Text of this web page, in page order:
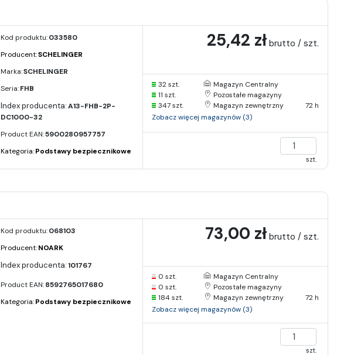
Kod produktu: 033580
Producent:SCHELINGER
Marka:SCHELINGER
Seria: FHB
A13-FHB-2P-
DC1000-32
Product EAN:5900280957757
Kategoria: Podstawy bezpiecznikowe
25,42 zł brutto / szt.
32 szt.
Magazyn Centralny
11 szt.
Pozostałe magazyny
347 szt.
Magazyn zewnętrzny
72 h
Zobacz więcej magazynów (3)
szt.
Kod produktu: 068103
Producent: NOARK
101767
Product EAN: 8592765017680
Kategoria: Podstawy bezpiecznikowe
73,00 zł brutto / szt.
0 szt.
Magazyn Centralny
0 szt.
Pozostałe magazyny
184 szt.
Magazyn zewnętrzny
72 h
Zobacz więcej magazynów (3)
szt.